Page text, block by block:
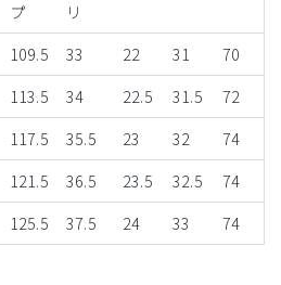
プ
リ
109.5 33 22 31
70
113.5 34 22.5 31.5
72
117.5 35.5 23 32
74
121.5 36.5 23.5 32.5
74
125.5 37.5 24 33 74